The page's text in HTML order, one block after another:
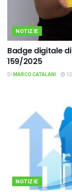
NOTIZIE
Badge digitale
159/2025
DI MARCO CATALANI
NOTIZIE